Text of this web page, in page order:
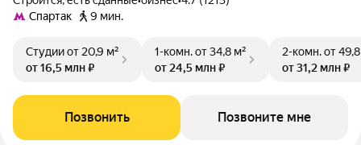
Спартак
9 мин.
Студииот 20,9 м²
от 16,5 млн ₽
1-комн.от 34,8 м²
от 24,5 млн ₽
2-комн.от
от 31,2 млн ₽
Позвонить Позвоните мне